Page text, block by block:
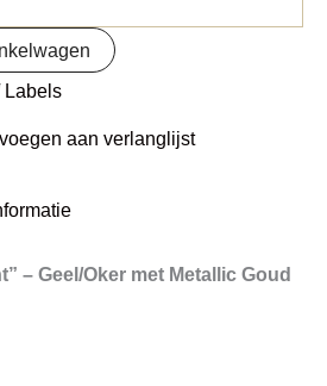
Labels
aan verlanglijst
– Geel/Oker met Metallic Goud